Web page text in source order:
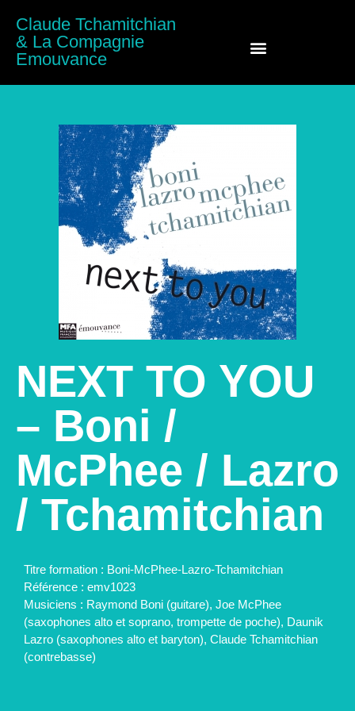
Claude Tchamitchian
& La Compagnie
Emouvance
NEXT TO YOU
– Boni /
McPhee / Lazro
/ Tchamitchian
Titre formation : Boni-McPhee-Lazro-Tchamitchian
Référence : emv1023
Musiciens : Raymond Boni (guitare), Joe McPhee
(saxophones alto et soprano, trompette de poche), Daunik
Lazro (saxophones alto et baryton), Claude Tchamitchian
(contrebasse)